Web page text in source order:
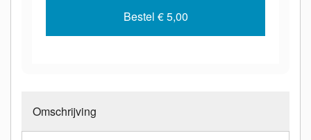
Bestel € 5,00
Omschrijving